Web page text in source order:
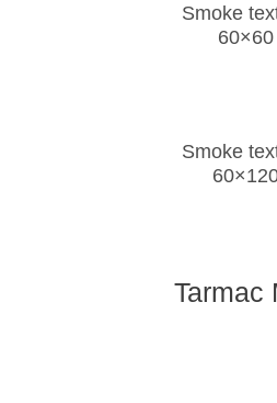
Smoke
60×60
Smoke
Tarmac